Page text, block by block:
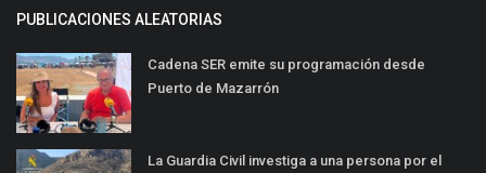
PUBLICACIONES ALEATORIAS
Cadena SER emite su programación desde
Puerto de Mazarrón
La Guardia Civil investiga a una persona por el